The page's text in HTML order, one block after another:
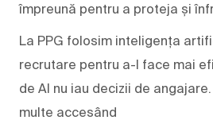
împreună pentru a proteja și
La PPG folosim inteligența
recrutare pentru a-l face mai
de AI nu iau decizii de
multe accesând